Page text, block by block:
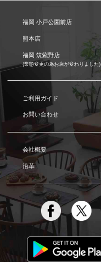
福岡 小戸公園前店
熊本店
福岡 筑紫野店
(業態変更の為お店が変わりました)
ご利用ガイド
お問い合わせ
会社概要
沿革